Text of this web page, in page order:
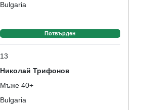
Bulgaria
Потвърден
13
Николай Трифонов
Мъже 40+
Bulgaria